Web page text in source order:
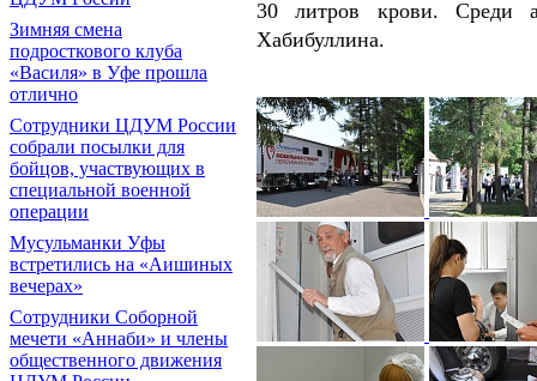
Зимняя смена
подросткового клуба
«Василя» в Уфе прошла
отлично
Сотрудники ЦДУМ России
собрали посылки для
бойцов, участвующих в
специальной военной
операции
Мусульманки Уфы
встретились на «Аишиных
вечерах»
Сотрудники Соборной
мечети «Аннаби» и члены
общественного движения
30 литров крови. Среди
Хабибуллина.